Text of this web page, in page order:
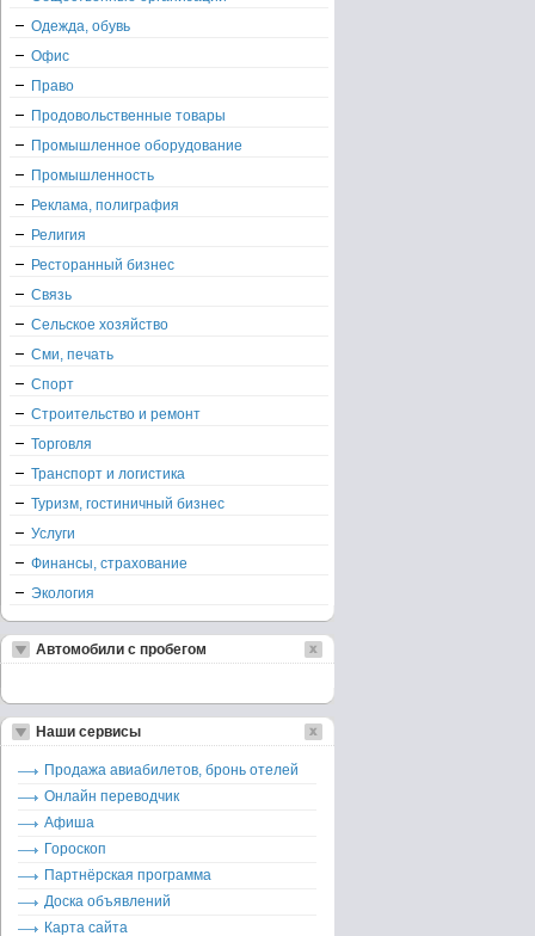
Одежда, обувь
Офис
Право
Продовольственные товары
Промышленное оборудование
Промышленность
Реклама, полиграфия
Религия
Ресторанный бизнес
Связь
Сельское хозяйство
Сми, печать
Спорт
Строительство и ремонт
Торговля
Транспорт и логистика
Туризм, гостиничный бизнес
Услуги
Финансы, страхование
Экология
Автомобили с пробегом
Наши сервисы
Продажа авиабилетов, бронь отелей
Онлайн переводчик
Афиша
Гороскоп
Партнёрская программа
Доска объявлений
Карта сайта